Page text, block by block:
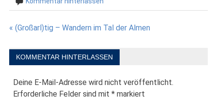
Beitragsnavigation
« (Großarl)tig – Wandern im Tal der Almen
KOMMENTAR HINTERLASSEN
Deine E-Mail-Adresse wird nicht veröffentlicht.
Erforderliche Felder sind mit* markiert